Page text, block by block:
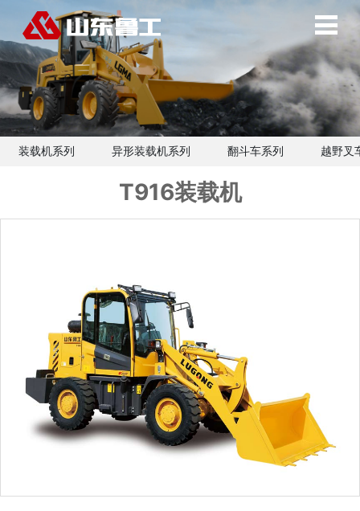
装载机系列 异形装载机系列 翻斗车系列 越野叉
T916装载机